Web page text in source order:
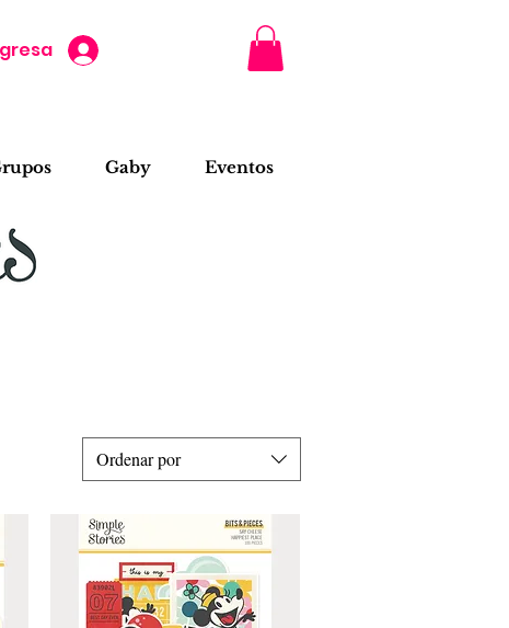
Gaby Eventos
Ordenar por